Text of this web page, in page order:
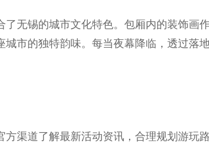
无锡的城市文化特色。包厢内的装饰画
市的独特韵味。每当夜幕降临，透过落
渠道了解最新活动资讯，合理规划游玩